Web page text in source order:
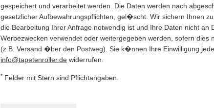
gespeichert und verarbeitet werden. Die Daten werden nach
gesetzlicher Aufbewahrungspflichten, gel�scht. Wir sichern Ihnen
die Bearbeitung Ihrer Anfrage notwendig ist und Ihre Daten nicht an
Werbezwecken verwendet oder weitergegeben werden, sofern
(z.B. Versand �ber den Postweg). Sie k�nnen Ihre Einwilligung
info@tapetenroller.de widerrufen.
* Felder mit Stern sind Pflichtangaben.